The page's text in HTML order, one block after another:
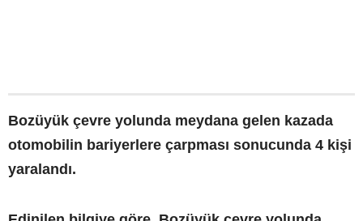
Bozüyük çevre yolunda meydana gelen kazada
otomobilin bariyerlere çarpması sonucunda 4 kişi
yaralandı.